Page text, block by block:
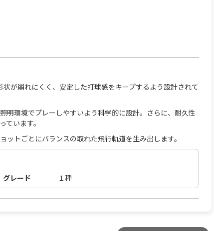
が崩れにくく、安定した打球感をキープするよう設計されて
環境でプレーしやすいよう科学的に設計。さらに、耐久性
います。
トごとにバランスの取れた飛行軌道を生み出します。
グレード １種